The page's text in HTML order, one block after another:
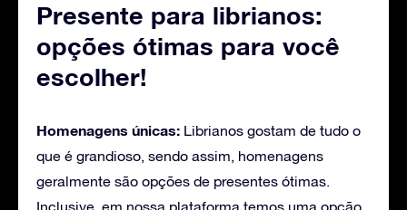
Presente para librianos:
opções ótimas para você
escolher!
Homenagens únicas: Librianos gostam de tudo o
que é grandioso, sendo assim, homenagens
geralmente são opções de presentes ótimas.
Inclusive, em nossa plataforma temos uma opção